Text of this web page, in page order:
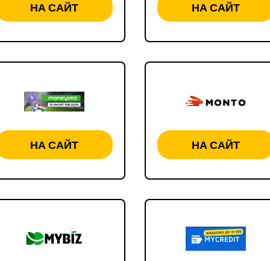
НА САЙТ НА САЙТ
НА САЙТ НА САЙТ